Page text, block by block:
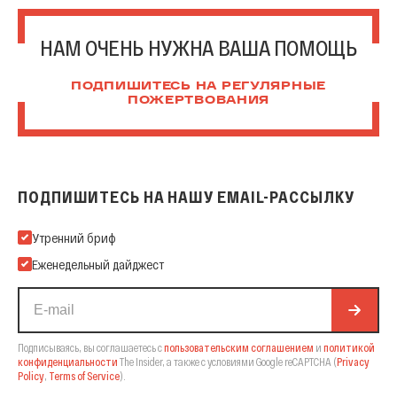
НАМ ОЧЕНЬ НУЖНА ВАША ПОМОЩЬ
ПОДПИШИТЕСЬ НА РЕГУЛЯРНЫЕ
ПОЖЕРТВОВАНИЯ
ПОДПИШИТЕСЬ НА НАШУ EMAIL-РАССЫЛКУ
Подпишитесь на нашу Email-рассылку
Утренний бриф
Еженедельный дайджест
Подписываясь, вы соглашаетесь спользовательским соглашением и политикой
конфиденциальности The Insider, а также с условиями Google reCAPTCHA (Privacy
Policy, Terms of Service).